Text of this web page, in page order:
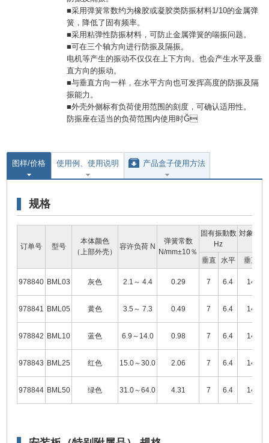
■采用弹簧常数约为橡胶或凝胶类防振材料1/10的金属弹
簧，降低了固有频率。
■采用粘弹性防振材料，可防止金属弹簧的喘振问题。
■可在三个轴方向进行防振及隔振。
电机等产生的振动不仅仅在上下方向。也会产生水平及垂
直方向的振动。
■与垂直方向一样，在水平方向也可发挥高度的防振及隔
振能力。
■外壳外侧标有负荷使用范围的刻度，可确认适用性。
防振座在适当的负荷范围内使用时Ğ
图样/价格 使用例、使用说明 产品盒子使用方法
规格
订单号 型号
本体颜色
（上部外壳）
容许负荷 N
弹簧常数
N/mm±10％
固有振動数
Hz
対象振
垂直 水平 垂直
978840 BML03 灰色 2.1～ 4.4 0.29 7 6.4 14
978841 BML05 黄色 3.5～ 7.3 0.49 7 6.4 14
978842 BML10 蓝色 6.9～14.0 0.98 7 6.4 14
978843 BML25 红色 15.0～30.0 2.06 7 6.4 14
978844 BML50 绿色 31.0～64.0 4.31 7 6.4 14